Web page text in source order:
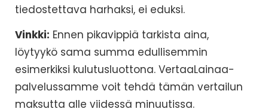
tiedostettava harhaksi, ei eduksi.
Vinkki: Ennen pikavippiä tarkista aina,
löytyykö sama summa edullisemmin
esimerkiksi kulutusluottona. VertaaLainaa-
palvelussamme voit tehdä tämän vertailun
maksutta alle viidessä minuutissa.